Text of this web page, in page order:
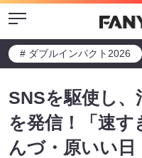
Menu
# ダブルインパクト2026
SNSを駆使し
を発信！「速す
んづ・原いい日